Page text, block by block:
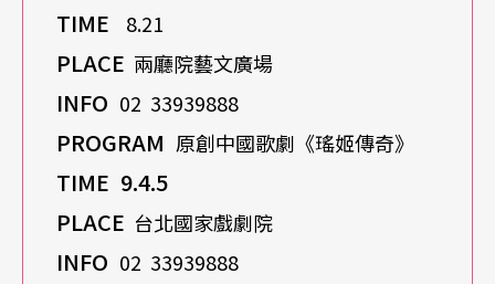
TIME 8.21
PLACE 兩廳院藝文廣場
INFO 02 33939888
PROGRAM 原創中國歌劇《瑤姬傳奇》
TIME 9.4.5
PLACE 台北國家戲劇院
INFO 02 33939888